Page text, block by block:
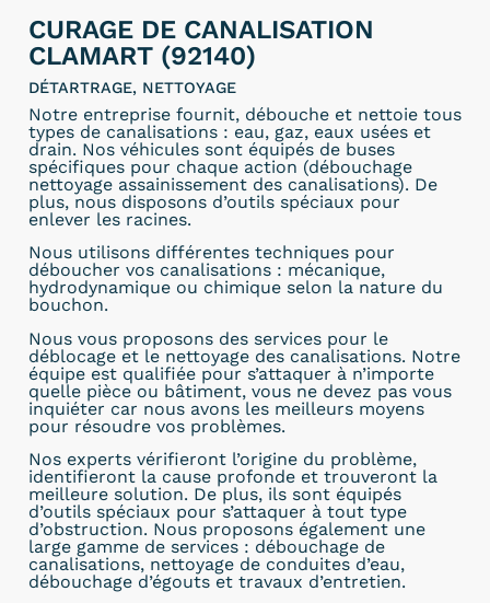
CURAGE DE CANALISATION
CLAMART (92140)
DÉTARTRAGE, NETTOYAGE
Notre entreprise fournit, débouche et nettoie tous
types de canalisations : eau, gaz, eaux usées et
drain. Nos véhicules sont équipés de buses
spécifiques pour chaque action (débouchage
nettoyage assainissement des canalisations). De
plus, nous disposons d’outils spéciaux pour
enlever les racines.
Nous utilisons différentes techniques pour
déboucher vos canalisations : mécanique,
hydrodynamique ou chimique selon la nature du
bouchon.
Nous vous proposons des services pour le
déblocage et le nettoyage des canalisations. Notre
équipe est qualifiée pour s’attaquer à n’importe
quelle pièce ou bâtiment, vous ne devez pas vous
inquiéter car nous avons les meilleurs moyens
pour résoudre vos problèmes.
Nos experts vérifieront l’origine du problème,
identifieront la cause profonde et trouveront la
meilleure solution. De plus, ils sont équipés
d’outils spéciaux pour s’attaquer à tout type
d’obstruction. Nous proposons également une
large gamme de services : débouchage de
canalisations, nettoyage de conduites d’eau,
débouchage d’égouts et travaux d’entretien.